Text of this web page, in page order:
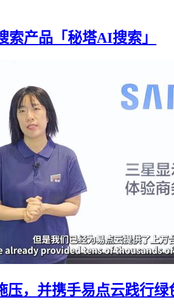
产品「秘塔AI搜索」
压，并携手易点云践行绿